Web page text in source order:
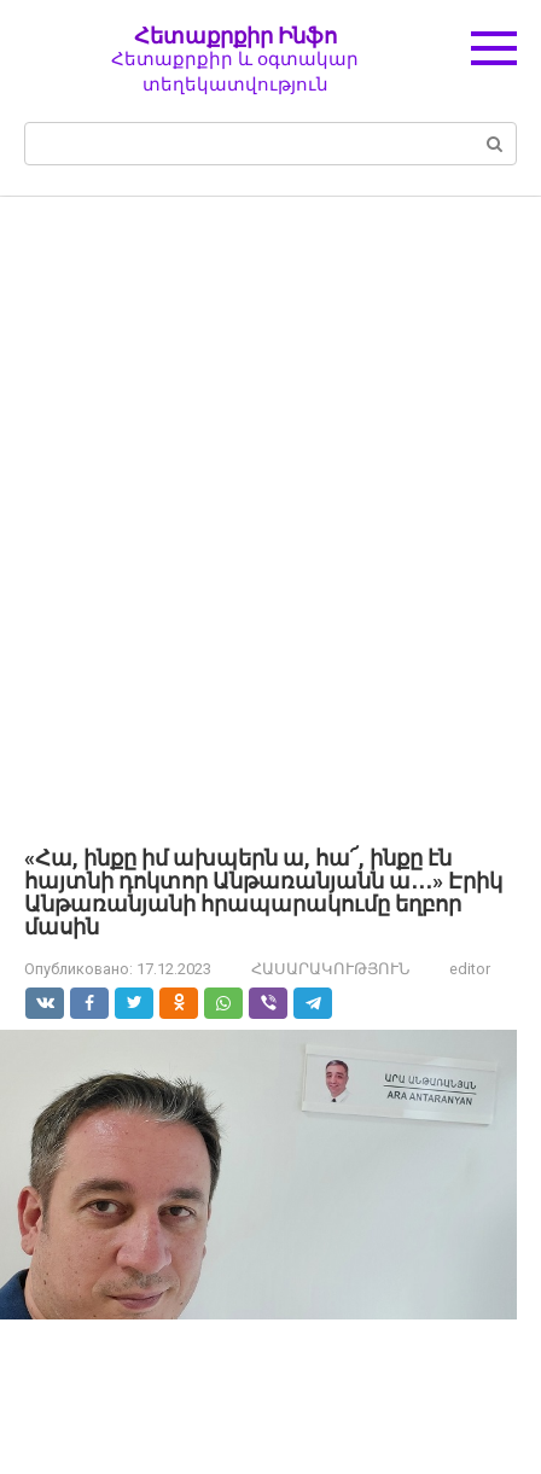
Հետաքրքիր Ինֆո
Հետաքրքիր և օգտակար
տեղեկատվություն
«Հա, ինքը իմ ախպերն ա, հա՜, ինքը էն
հայտնի դոկտոր Անթառանյանն ա․․․» Էրիկ
Անթառանյանի հրապարակումը եղբոր
մասին
Опубликовано: 17.12.2023 ՀԱՍԱՐԱԿՈՒԹՅՈՒՆ editor